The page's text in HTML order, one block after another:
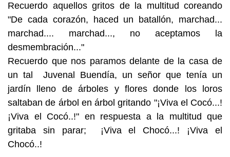
Recuerdo aquellos gritos de la multitud coreando
"De cada corazón, haced un batallón, marchad...
marchad.... marchad..., no aceptamos la
desmembración..."
Recuerdo que nos paramos delante de la casa de
un tal Juvenal Buendía, un señor que tenía un
jardín lleno de árboles y flores donde los loros
saltaban de árbol en árbol gritando "¡Viva el Cocó...!
¡Viva el Cocó..!" en respuesta a la multitud que
gritaba sin parar; ¡Viva el Chocó...! ¡Viva el
Chocó..!